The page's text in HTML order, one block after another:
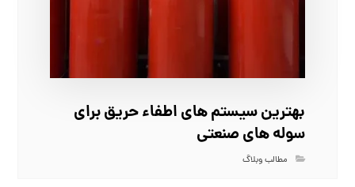
بهترین سیستم‌ های اطفاء حریق برای
سوله‌ های صنعتی
مطالب وبلاگ